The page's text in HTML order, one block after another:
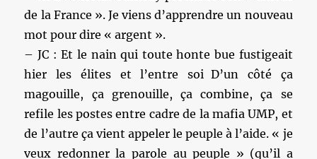
de la France ». Je viens d’apprendre un nouveau
mot pour dire « argent ».
– JC : Et le nain qui toute honte bue fustigeait
hier les élites et l’entre soi D’un côté ça
magouille, ça grenouille, ça combine, ça se
refile les postes entre cadre de la mafia UMP, et
de l’autre ça vient appeler le peuple à l’aide. « je
veux redonner la parole au peuple » (qu’il a